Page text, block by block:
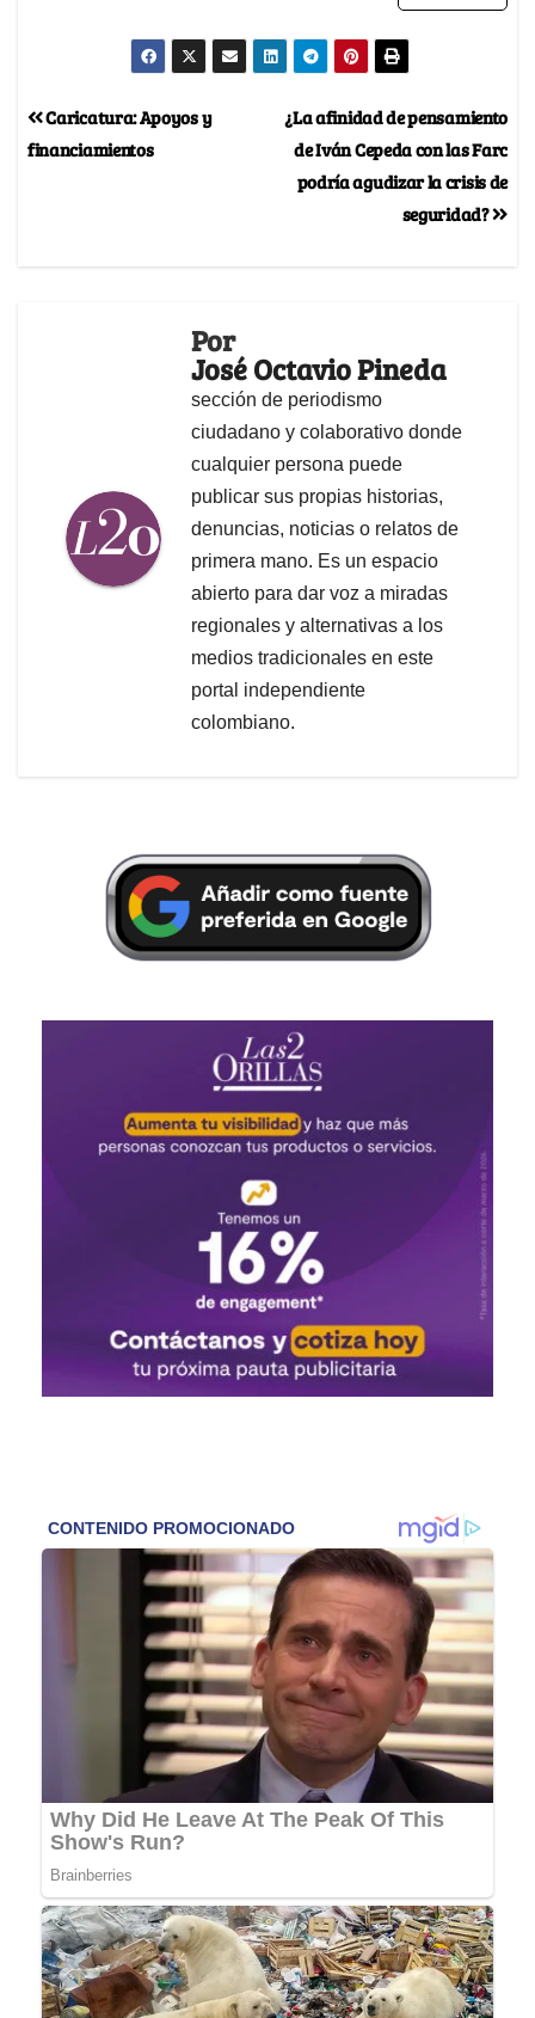
¿La afinidad de pensamiento
de Iván Cepeda con las Farc
podría agudizar la crisis de
seguridad?
Caricatura: Apoyos y
financiamientos
Por
José Octavio Pineda
sección de periodismo
ciudadano y colaborativo donde
cualquier persona puede
publicar sus propias historias,
denuncias, noticias o relatos de
primera mano. Es un espacio
abierto para dar voz a miradas
regionales y alternativas a los
medios tradicionales en este
portal independiente
colombiano.